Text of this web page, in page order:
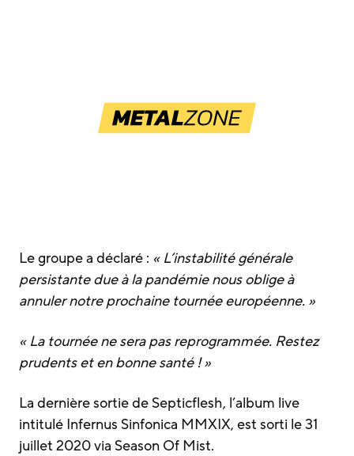
Le groupe a déclaré : « L’instabilité générale
persistante due à la pandémie nous oblige à
annuler notre prochaine tournée européenne. »
« La tournée ne sera pas reprogrammée. Restez
prudents et en bonne santé ! »
La dernière sortie de Septicflesh, l’album live
intitulé Infernus Sinfonica MMXIX, est sorti le 31
juillet 2020 via Season Of Mist.